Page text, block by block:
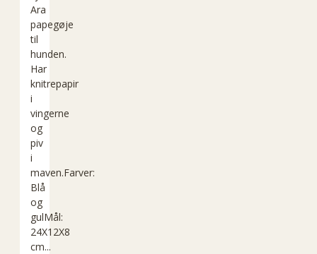
Ara
papegøje
til
hunden.
Har
knitrepapir
i
vingerne
og
piv
i
maven.Farver:
Blå
og
gulMål:
24X12X8
cm...